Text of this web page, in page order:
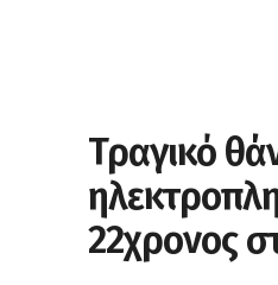
Τραγικό
22χρονος